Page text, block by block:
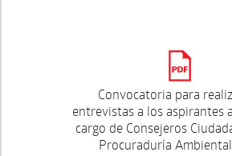
Convocatoria para
entrevistas a los aspirantes
cargo de Consejeros
Procuraduría